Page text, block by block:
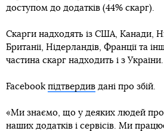
доступом до додатків (44% скарг).
Скарги надходять із США, Канади,
Британії, Нідерландів, Франції та
частина скарг надходить і з України.
Facebook підтвердив дані про збій.
«Ми знаємо, що у деяких людей
наших додатків і сервісів. Ми